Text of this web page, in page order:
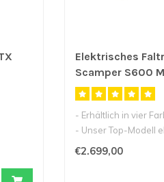
Elektrisches
Scamper S600
- Erhältlich in vier
- Unser Top-Modell
mit Mittel..
€2.699,00